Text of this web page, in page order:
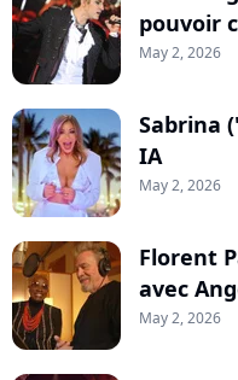
pouvoir
May 2, 2026
Sabrina
IA
May 2, 2026
Florent
avec
May 2, 2026